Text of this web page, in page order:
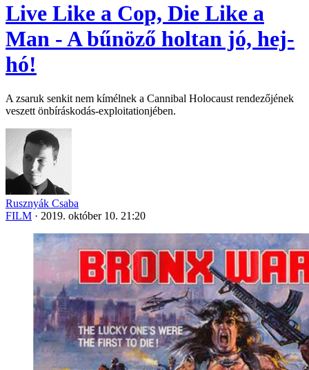
Live Like a Cop, Die Like a
Man - A bűnöző holtan jó, hej-
hó!
A zsaruk senkit nem kímélnek a Cannibal Holocaust rendezőjének
veszett önbíráskodás-exploitationjében.
Rusznyák Csaba
FILM · 2019. október 10. 21:20